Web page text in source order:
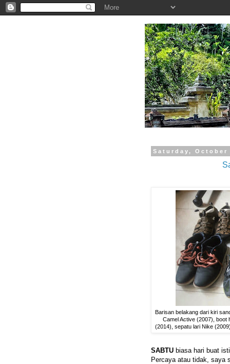
.
Saturday, October
Barisan belakang dari kiri
Camel Active (2007), boot
(2014), sepatu lari Nike
SABTU biasa hari buat
Percaya atau tidak, saya